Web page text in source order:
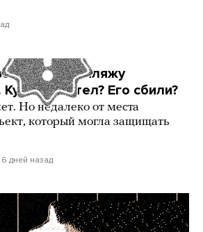
попал по пляжу
он летел? Его сбили?
Но недалеко от места
который могла защищать
6 дней назад